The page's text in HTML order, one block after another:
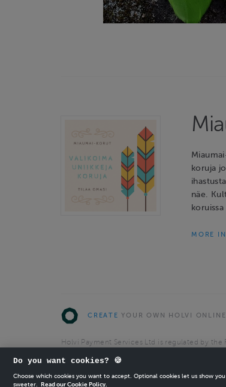
koruja
näe.
MORE
CREATE YOUR OWN HOLVI
Holvi Payment Services Ltd is regulated by
Do you want cookies? 🍪
Choose which cookies you want to accept. Optional cookies let us show
sweeter.
Read our Cookie Policy.